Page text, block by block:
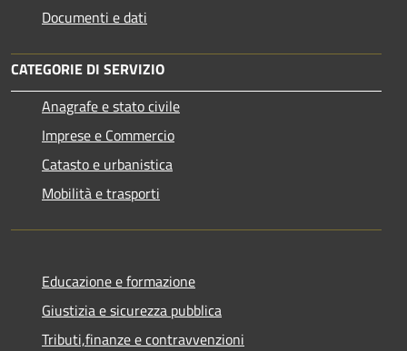
Documenti e dati
CATEGORIE DI SERVIZIO
Anagrafe e stato civile
Imprese e Commercio
Catasto e urbanistica
Mobilità e trasporti
Educazione e formazione
Giustizia e sicurezza pubblica
Tributi,finanze e contravvenzioni